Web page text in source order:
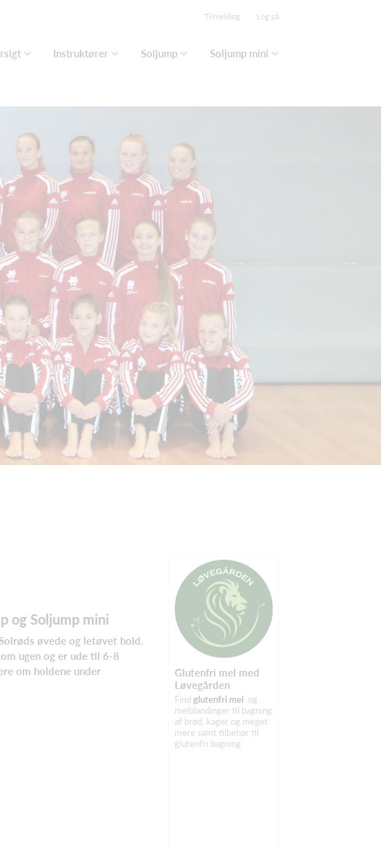
Tilmelding Log på
Instruktører Soljump Soljump mini
Glutenfri mel med
Løvegården
Find glutenfri mel og
melblandinger til bagning
af brød, kager og meget
mere samt tilbehør til
glutenfri bagning
og Soljump mini
øvede og letøvet hold.
ugen og er ude til 6-8
om holdene under